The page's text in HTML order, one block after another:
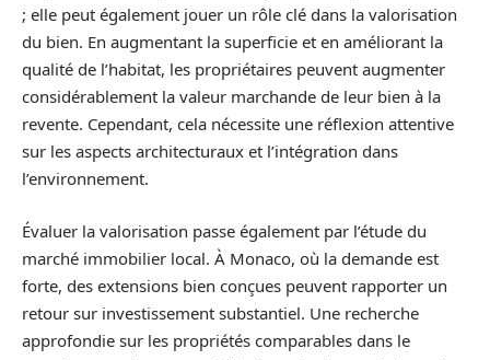
; elle peut également jouer un rôle clé dans la valorisation
du bien. En augmentant la superficie et en améliorant la
qualité de l’habitat, les propriétaires peuvent augmenter
considérablement la valeur marchande de leur bien à la
revente. Cependant, cela nécessite une réflexion attentive
sur les aspects architecturaux et l’intégration dans
l’environnement.
Évaluer la valorisation passe également par l’étude du
marché immobilier local. À Monaco, où la demande est
forte, des extensions bien conçues peuvent rapporter un
retour sur investissement substantiel. Une recherche
approfondie sur les propriétés comparables dans le